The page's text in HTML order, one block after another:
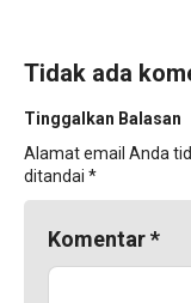
Tidak ada
Tinggalkan Balasan
Alamat email Anda
ditandai *
Komentar*